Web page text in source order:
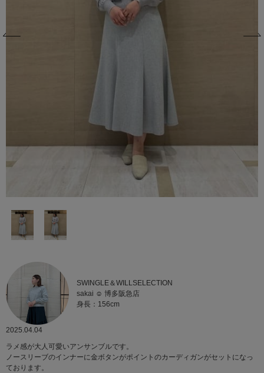
SWINGLE＆WILLSELECTION
sakai ☺︎ 博多阪急店
身長：156cm
2025.04.04
ラメ感が大人可愛いアンサンブルです。
ノースリーブのインナーに金ボタンがポイントのカーディガンがセットになっ
ております。